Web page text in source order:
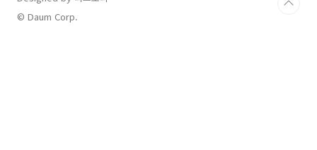
랑상품권은 종류는 크게 광역형 상품권과 자치구
별 상품권으로 나뉘며, 자세한 종류는 아래와 같
© Daum Corp.